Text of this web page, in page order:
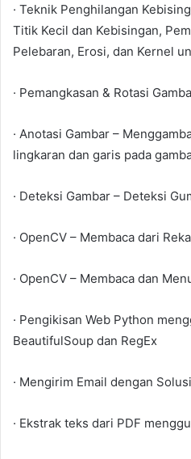
· Teknik Penghilangan
Titik Kecil dan Kebisingan,
Pelebaran, Erosi, dan Kernel
· Pemangkasan & Rotasi
· Anotasi Gambar –
lingkaran dan garis pada
· Deteksi Gambar – Deteksi
· OpenCV – Membaca dari
· OpenCV – Membaca dan
· Pengikisan Web Python
BeautifulSoup dan RegEx
· Mengirim Email dengan
· Ekstrak teks dari PDF